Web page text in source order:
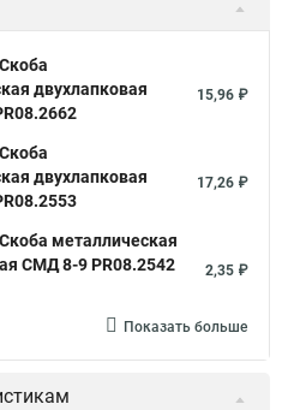
двухлапковая
15,96 ₽
двухлапковая
17,26 ₽
металлическая
СМД 8-9 PR08.2542
2,35 ₽
Показать больше